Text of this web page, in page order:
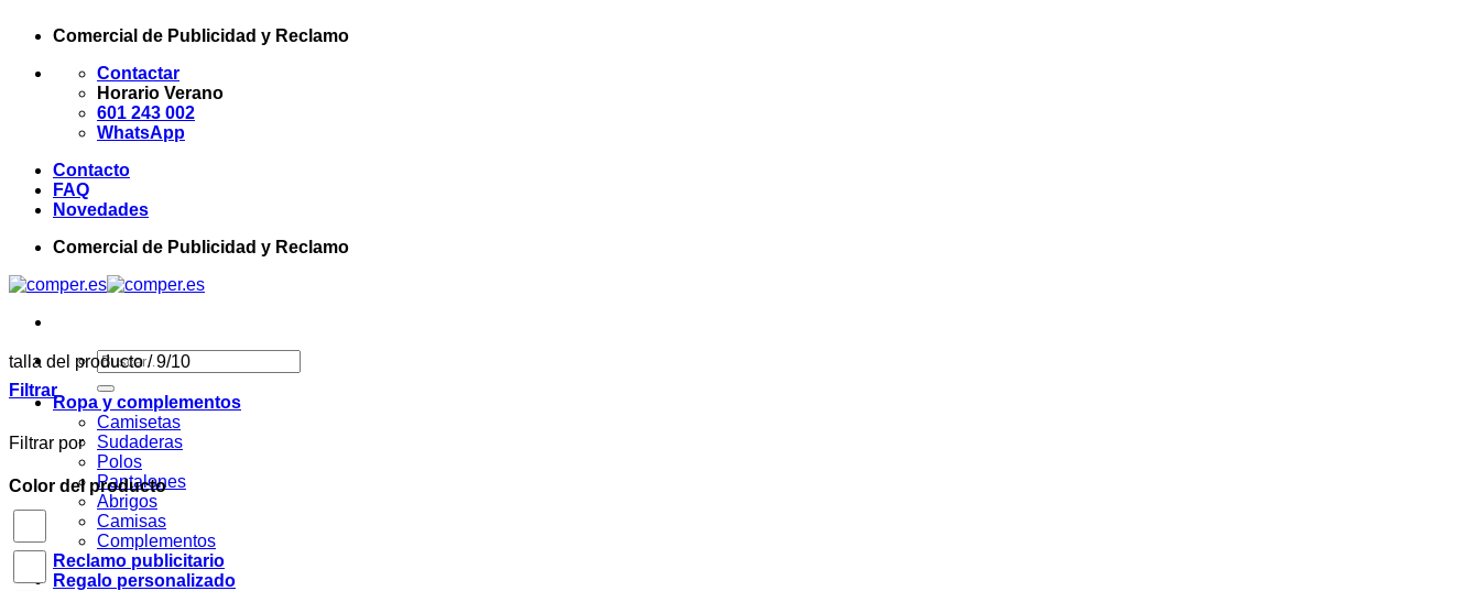
Comercial de Publicidad y Reclamo
Contactar
Horario Verano
601 243 002
WhatsApp
Contacto
FAQ
Novedades
Comercial de Publicidad y Reclamo
Buscar
por:
Ropa y complementos
Camisetas
Sudaderas
Polos
Pantalones
Abrigos
Camisas
Complementos
Reclamo publicitario
Regalo personalizado
talla del producto/9/10
Filtrar
Filtrar por
Color del producto